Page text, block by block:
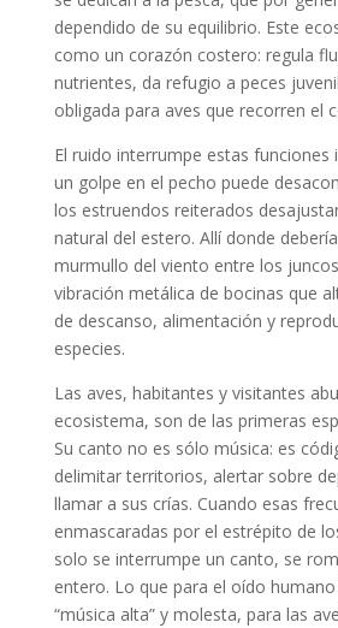
dependido de su equilibrio. Este
como un corazón costero: regula
nutrientes, da refugio a peces
obligada para aves que recorren el
El ruido interrumpe estas funciones
un golpe en el pecho puede
los estruendos reiterados
natural del estero. Allí donde
murmullo del viento entre los
vibración metálica de bocinas que
de descanso, alimentación y
especies.
Las aves, habitantes y visitantes
ecosistema, son de las primeras
Su canto no es sólo música: es
delimitar territorios, alertar sobre
llamar a sus crías. Cuando esas
enmascaradas por el estrépito de
solo se interrumpe un canto, se
entero. Lo que para el oído
“música alta” y molesta, para las